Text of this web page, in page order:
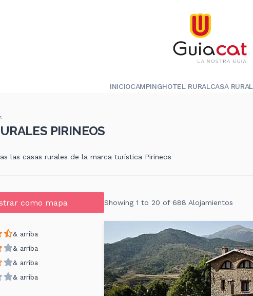
INICIOCAMPINGHOTEL RURALCASA RURAL
PIRINEOS
las casas rurales de la marca turística Pirineos
como mapa
& arriba
& arriba
& arriba
& arriba
Showing 1 to 20 of 688 Alojamientos